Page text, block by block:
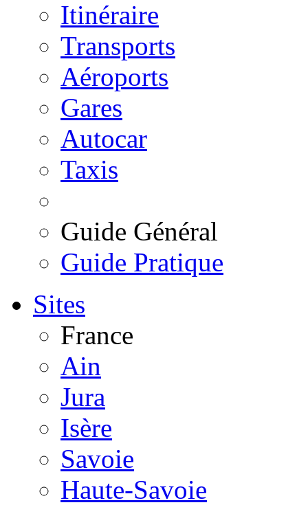
Itinéraire
Transports
Aéroports
Gares
Autocar
Taxis
Guide Général
Guide Pratique
Sites
France
Ain
Jura
Isère
Savoie
Haute-Savoie